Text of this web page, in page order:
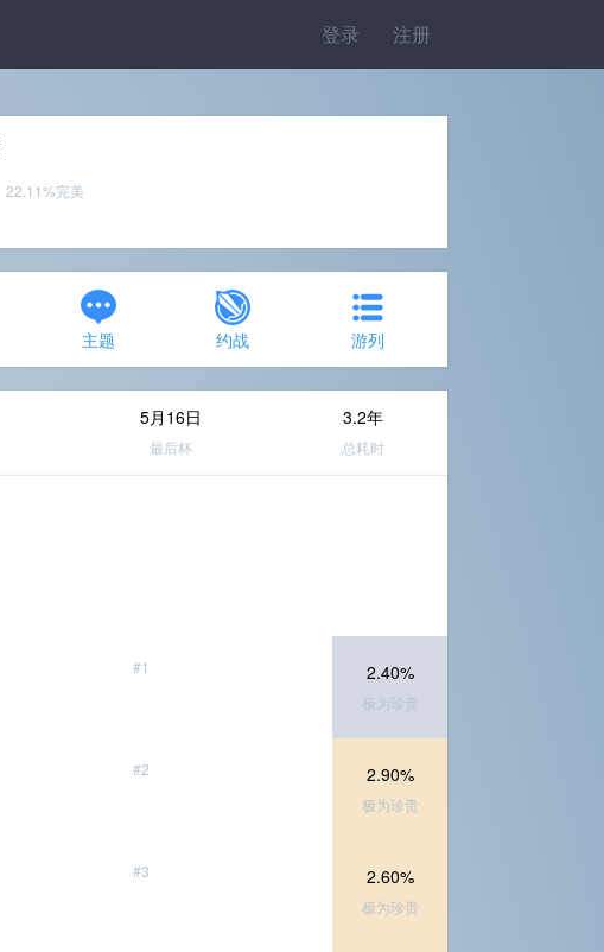
登录 注册
22.11%完美
主题 约战 游列
5月16日
最后杯
3.2年
总耗时
#1 2.40%
极为珍贵
#2 2.90%
极为珍贵
#3 2.60%
极为珍贵